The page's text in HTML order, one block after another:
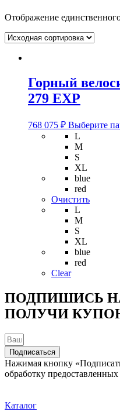
Отображение
Горный
279 EXP
768 075 ₽ Выберите
L
M
S
XL
blue
red
Очистить
L
M
S
XL
blue
red
Clear
ПОДПИШИСЬ
ПОЛУЧИ
Подписаться
Нажимая кнопку
обработку
Каталог